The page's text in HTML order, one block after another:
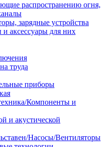
распространению огня,
зарядные устройства
аксессуары для них
труда
приборы
Компоненты и
и акустической
Насосы/Вентиляторы